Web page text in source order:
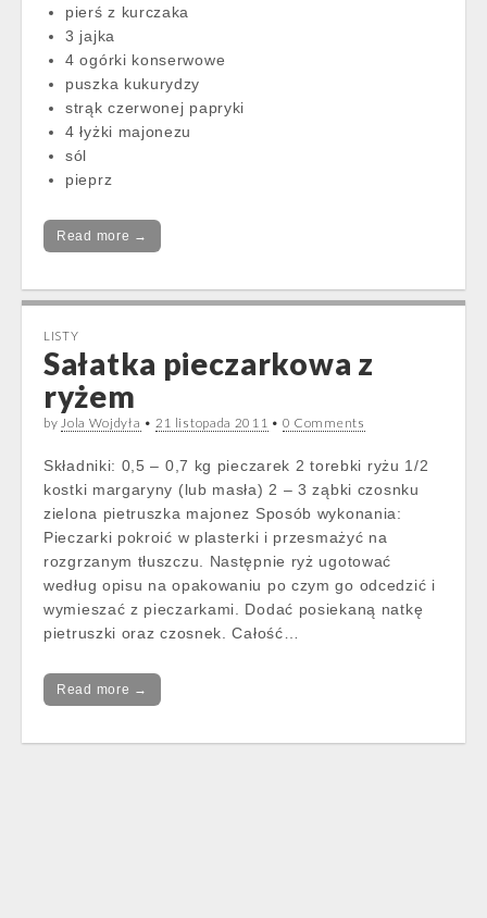
pierś z kurczaka
3 jajka
4 ogórki konserwowe
puszka kukurydzy
strąk czerwonej papryki
4 łyżki majonezu
sól
pieprz
Read more →
LISTY
Sałatka pieczarkowa z
ryżem
byJola Wojdyła • 21 listopada 2011 • 0 Comments
Składniki: 0,5 – 0,7 kg pieczarek 2 torebki ryżu 1/2
kostki margaryny (lub masła) 2 – 3 ząbki czosnku
zielona pietruszka majonez Sposób wykonania:
Pieczarki pokroić w plasterki i przesmażyć na
rozgrzanym tłuszczu. Następnie ryż ugotować
według opisu na opakowaniu po czym go odcedzić i
wymieszać z pieczarkami. Dodać posiekaną natkę
pietruszki oraz czosnek. Całość…
Read more →